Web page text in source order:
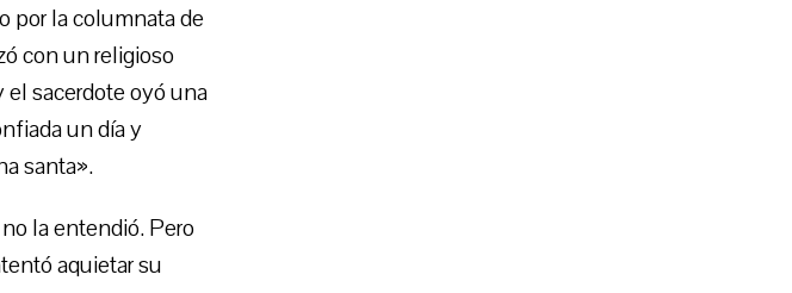
por la columnata de
con un religioso
el sacerdote oyó una
un día y
santa».
la entendió. Pero
aquietar su